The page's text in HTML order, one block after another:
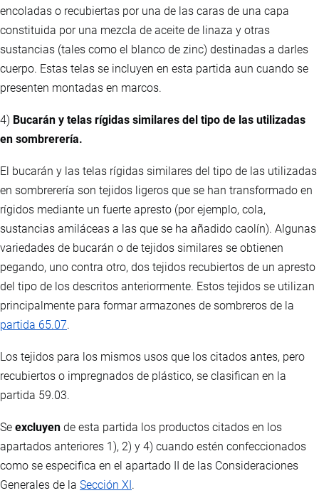
encoladas o recubiertas por una de las caras de una capa
constituida por una mezcla de aceite de linaza y otras
sustancias (tales como el blanco de zinc) destinadas a darles
cuerpo. Estas telas se incluyen en esta partida aun cuando se
presenten montadas en marcos.
4) Bucarán y telas rígidas similares del tipo de las utilizadas
en sombrerería.
El bucarán y las telas rígidas similares del tipo de las utilizadas
en sombrerería son tejidos ligeros que se han transformado en
rígidos mediante un fuerte apresto (por ejemplo, cola,
sustancias amiláceas a las que se ha añadido caolín). Algunas
variedades de bucarán o de tejidos similares se obtienen
pegando, uno contra otro, dos tejidos recubiertos de un apresto
del tipo de los descritos anteriormente. Estos tejidos se utilizan
principalmente para formar armazones de sombreros de la
partida 65.07.
Los tejidos para los mismos usos que los citados antes, pero
recubiertos o impregnados de plástico, se clasifican en la
partida 59.03.
Se excluyen de esta partida los productos citados en los
apartados anteriores 1), 2) y 4) cuando estén confeccionados
como se especifica en el apartado II de las Consideraciones
Generales de la Sección XI .